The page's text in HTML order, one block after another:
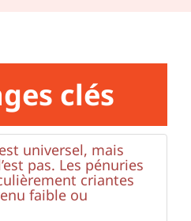
clés
universel, mais
pas. Les pénuries
criantes
faible ou